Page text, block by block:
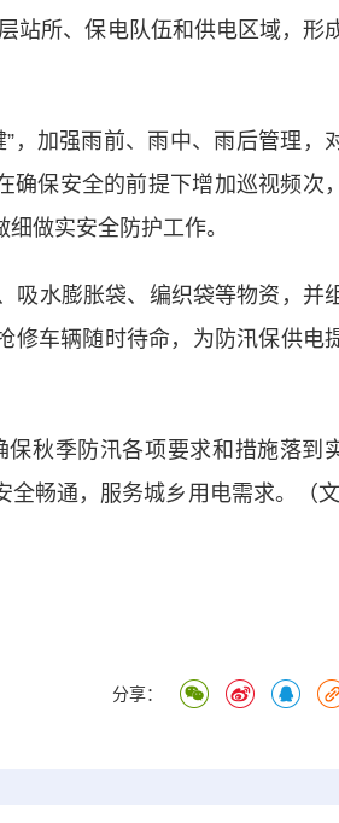
站所、保电队伍和供电区域，形
加强雨前、雨中、雨后管理，
保安全的前提下增加巡视频次，
做实安全防护工作。
水膨胀袋、编织袋等物资，并
修车辆随时待命，为防汛保供电
秋季防汛各项要求和措施落到
全畅通，服务城乡用电需求。（
分享：